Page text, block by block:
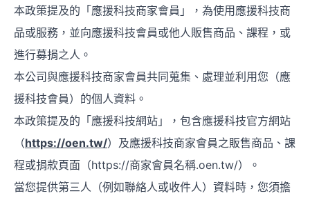
本政策提及的「應援科技商家會員」，為使用應援科技商
品或服務，並向應援科技會員或他人販售商品、課程，或
進行募捐之人。
本公司與應援科技商家會員共同蒐集、處理並利用您（應
援科技會員）的個人資料。
本政策提及的「應援科技網站」，包含應援科技官方網站
（https://oen.tw/）及應援科技商家會員之販售商品、課
程或捐款頁面（https://商家會員名稱.oen.tw/）。
當您提供第三人（例如聯絡人或收件人）資料時，您須擔